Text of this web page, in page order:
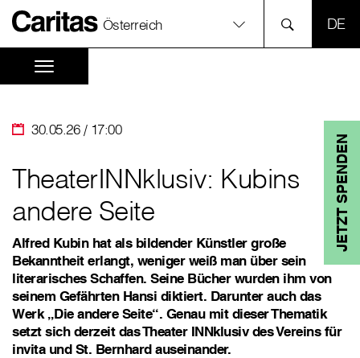
Österreich
JETZT SPENDEN
30.05.26 / 17:00
TheaterINNklusiv: Kubins
andere Seite
Alfred Kubin hat als bildender Künstler große
Bekanntheit erlangt, weniger weiß man über sein
literarisches Schaffen. Seine Bücher wurden ihm von
seinem Gefährten Hansi diktiert. Darunter auch das
Werk „Die andere Seite“. Genau mit dieser Thematik
setzt sich derzeit das Theater INNklusiv des Vereins für
invita und St. Bernhard auseinander.